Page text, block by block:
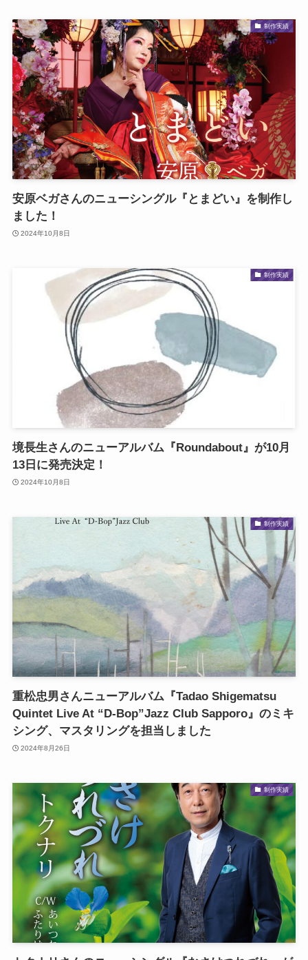
制作実績
安原ベガさんのニューシングル『とまどい』を制作し
ました！
2024年10月8日
制作実績
境長生さんのニューアルバム『Roundabout』が10月
13日に発売決定！
2024年10月8日
制作実績
重松忠男さんニューアルバム『Tadao Shigematsu
Quintet Live At “D-Bop”Jazz Club Sapporo』のミキ
シング、マスタリングを担当しました
2024年8月26日
制作実績